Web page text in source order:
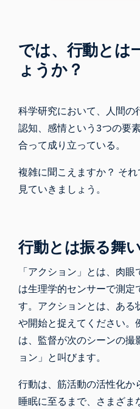
では、行動とは
ょうか？
科学研究において、人間の
認知、感情という3つの要
合って成り立っている。
複雑に聞こえますか？ そ
見ていきましょう。
行動とは振る舞
「アクション」とは、肉
は生理学的センサーで測定
す。アクションとは、ある
や開始と捉えてください
は、監督が次のシーンの撮
ョン」と叫びます。
行動は、筋活動の活性化か
睡眠に至るまで、さまざま